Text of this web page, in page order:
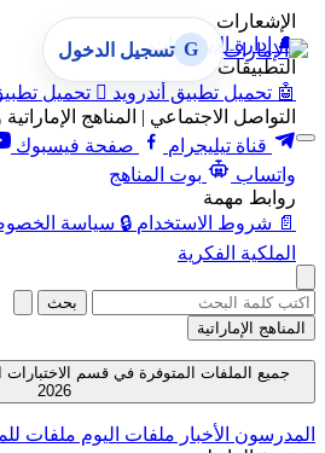
الإشعارات
🔔 إدارة الإشعارات
التطبيقات
🤖 تحميل تطبيق أندرويد  تحميل
التواصل الاجتماعي | المناهج الإماراتية
قناة تيليجرام
صفحة فيسبوك
واتساب
بوت المناهج
روابط مهمة
📄 شروط الاستخدام 🔒 سياسة
الملكية الفكرية
G تسجيل الدخول
بحث
المناهج الإماراتية
2026
المدرسون الأخبار ملفات اليوم ملفات